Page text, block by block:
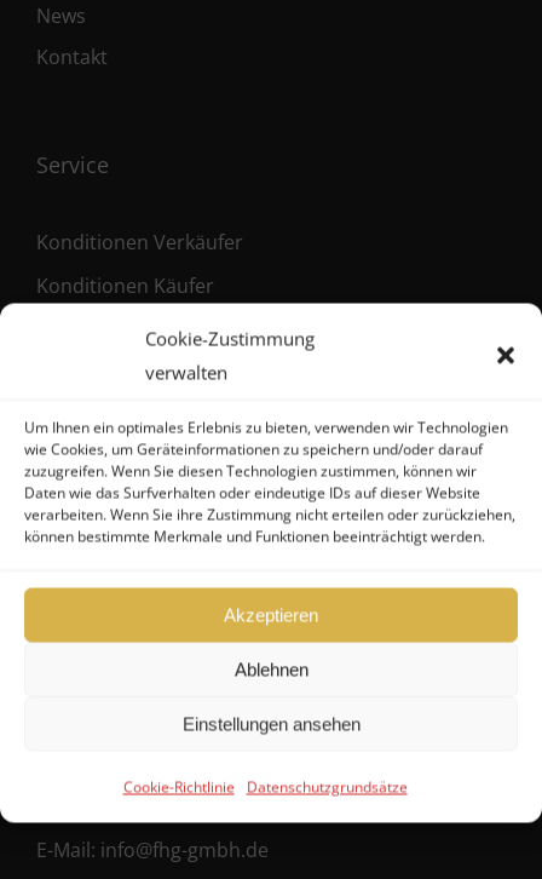
Cookie-Zustimmung
verwalten
Um Ihnen ein optimales Erlebnis zu bieten, verwenden wir Technologien
wie Cookies, um Geräteinformationen zu speichern und/oder darauf
zuzugreifen. Wenn Sie diesen Technologien zustimmen, können wir
Daten wie das Surfverhalten oder eindeutige IDs auf dieser Website
verarbeiten. Wenn Sie ihre Zustimmung nicht erteilen oder zurückziehen,
können bestimmte Merkmale und Funktionen beeinträchtigt werden.
Akzeptieren
Ablehnen
Einstellungen ansehen
Cookie-Richtlinie Datenschutzgrundsätze
News
Kontakt
Service
Konditionen Verkäufer
Konditionen Käufer
Registrierung als Käufer
Kontakt
Hanseatische Fondshandlung GmbH
E-Mail: info@fhg-gmbh.de